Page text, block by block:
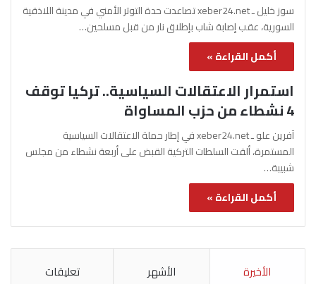
سوز خليل ـ xeber24.net تصاعدت حدة التوتر الأمني في مدينة اللاذقية
السورية، عقب إصابة شاب بإطلاق نار من قبل مسلحين…
أكمل القراءة »
استمرار الاعتقالات السياسية.. تركيا توقف
4 نشطاء من حزب المساواة
آفرين علو ـ xeber24.net في إطار حملة الاعتقالات السياسية
المستمرة، ألقت السلطات التركية القبض على أربعة نشطاء من مجلس
شبيبة…
أكمل القراءة »
الأخيرة الأشهر تعليقات